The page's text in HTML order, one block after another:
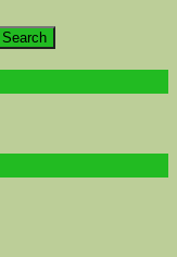
Search